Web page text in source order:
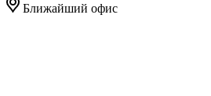
Ближайший офис